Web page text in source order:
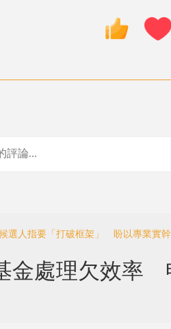
選人指要「打破框架」 盼以專業實
金處理欠效率